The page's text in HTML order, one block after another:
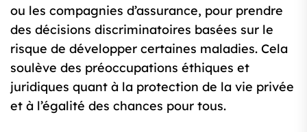
ou les compagnies d’assurance, pour prendre
des décisions discriminatoires basées sur le
risque de développer certaines maladies. Cela
soulève des préoccupations éthiques et
juridiques quant à la protection de la vie privée
et à l’égalité des chances pour tous.